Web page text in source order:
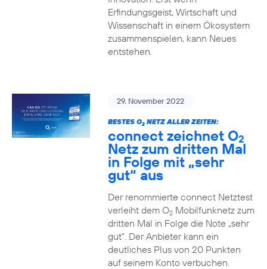
Erfindungsgeist, Wirtschaft und
Wissenschaft in einem Ökosystem
zusammenspielen, kann Neues
entstehen.
29. November 2022
BESTES O2NETZ ALLER ZEITEN:
connect zeichnet O2
Netz zum dritten Mal
in Folge mit „sehr
gut“ aus
Der renommierte connect Netztest
verleiht dem O2Mobilfunknetz zum
dritten Mal in Folge die Note „sehr
gut“. Der Anbieter kann ein
deutliches Plus von 20 Punkten
auf seinem Konto verbuchen.